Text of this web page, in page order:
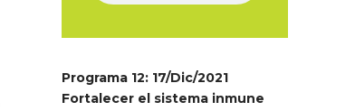
Programa 12: 17/Dic/2021
Fortalecer el sistema inmune